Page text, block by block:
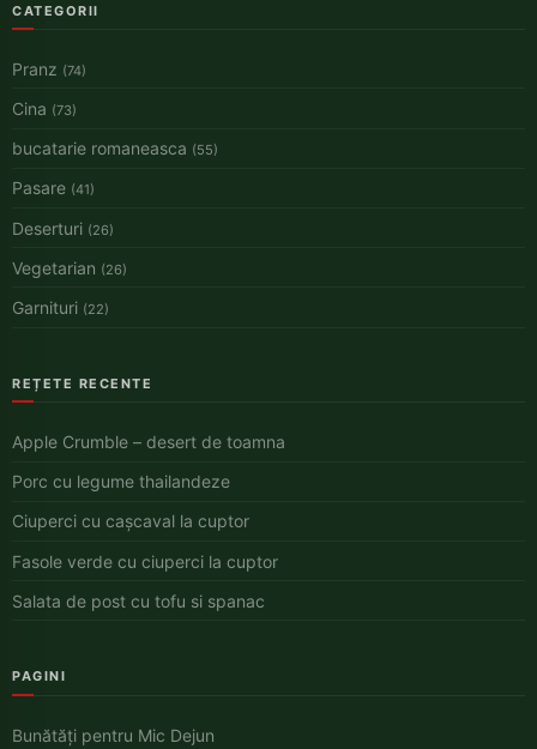
CATEGORII
Pranz (74)
Cina (73)
bucatarie romaneasca (55)
Pasare (41)
Deserturi (26)
Vegetarian (26)
Garnituri (22)
REȚETE RECENTE
Apple Crumble – desert de toamna
Porc cu legume thailandeze
Ciuperci cu cașcaval la cuptor
Fasole verde cu ciuperci la cuptor
Salata de post cu tofu si spanac
PAGINI
Bunătăți pentru Mic Dejun